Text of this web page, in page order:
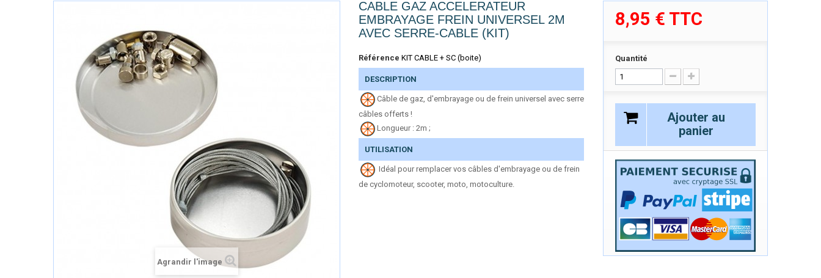
Agrandir l'image
CABLE GAZ ACCELERATEUR
EMBRAYAGE FREIN UNIVERSEL 2M
AVEC SERRE-CABLE (KIT)
Référence KIT CABLE + SC (boite)
DESCRIPTION
Câble de gaz, d'embrayage ou de frein universel avec serre
câbles offerts !
Longueur : 2m ;
UTILISATION
Idéal pour remplacer vos câbles d'embrayage ou de frein
de cyclomoteur, scooter, moto, motoculture.
8,95 € TTC
Quantité
Ajouter au
panier